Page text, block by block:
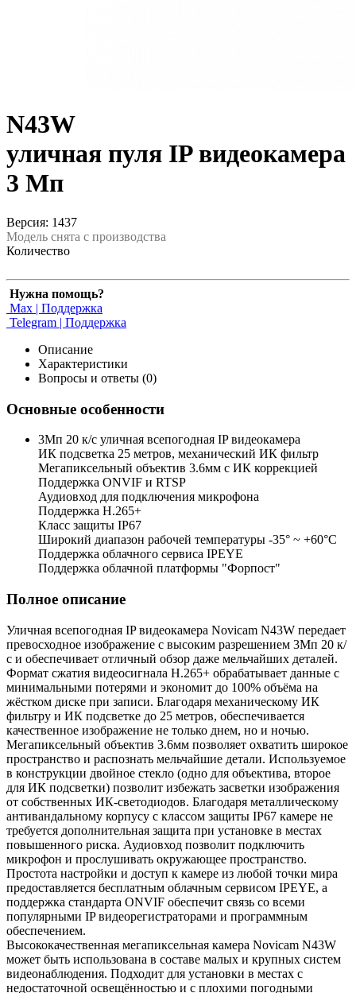
N43W
уличная пуля IP видеокамера
3 Мп
Версия: 1437
Модель снята с производства
Количество
Нужна помощь?
Max | Поддержка
Telegram | Поддержка
Описание
Характеристики
Вопросы и ответы (0)
Основные особенности
3Мп 20 к/с уличная всепогодная IP видеокамера
ИК подсветка 25 метров, механический ИК фильтр
Мегапиксельный объектив 3.6мм c ИК коррекцией
Поддержка ONVIF и RTSP
Аудиовход для подключения микрофона
Поддержка H.265+
Класс защиты IP67
Широкий диапазон рабочей температуры -35° ~ +60°C
Поддержка облачного сервиса IPEYE
Поддержка облачной платформы "Форпост"
Полное описание
Уличная всепогодная IP видеокамера Novicam N43W передает
превосходное изображение с высоким разрешением 3Мп 20 к/
с и обеспечивает отличный обзор даже мельчайших деталей.
Формат сжатия видеосигнала H.265+ обрабатывает данные с
минимальными потерями и экономит до 100% объёма на
жёстком диске при записи. Благодаря механическому ИК
фильтру и ИК подсветке до 25 метров, обеспечивается
качественное изображение не только днем, но и ночью.
Мегапиксельный объектив 3.6мм позволяет охватить широкое
пространство и распознать мельчайшие детали. Используемое
в конструкции двойное стекло (одно для объектива, второе
для ИК подсветки) позволит избежать засветки изображения
от собственных ИК-светодиодов. Благодаря металлическому
антивандальному корпусу с классом защиты IP67 камере не
требуется дополнительная защита при установке в местах
повышенного риска. Аудиовход позволит подключить
микрофон и прослушивать окружающее пространство.
Простота настройки и доступ к камере из любой точки мира
предоставляется бесплатным облачным сервисом IPEYE, а
поддержка стандарта ONVIF обеспечит связь со всеми
популярными IP видеорегистраторами и программным
обеспечением.
Высококачественная мегапиксельная камера Novicam N43W
может быть использована в составе малых и крупных систем
видеонаблюдения. Подходит для установки в местах с
недостаточной освещённостью и с плохими погодными